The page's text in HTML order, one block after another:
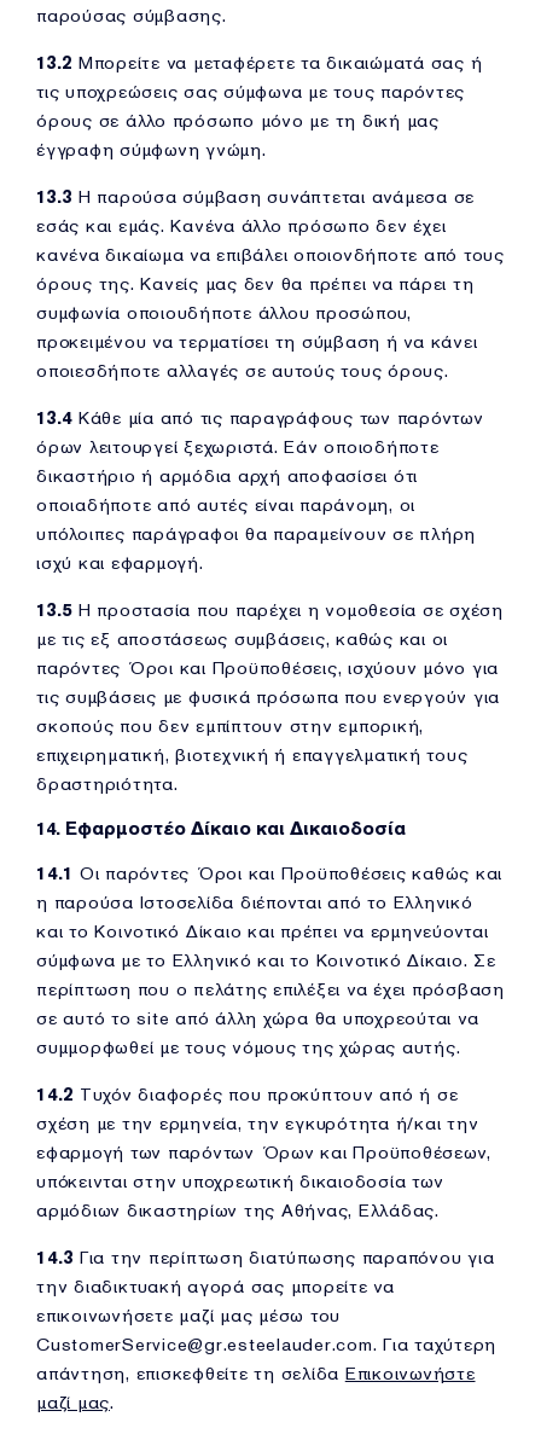
παρούσας σύμβασης.
13.2 Μπορείτε να μεταφέρετε τα δικαιώματά σας ή
τις υποχρεώσεις σας σύμφωνα με τους παρόντες
όρους σε άλλο πρόσωπο μόνο με τη δική μας
έγγραφη σύμφωνη γνώμη.
13.3 Η παρούσα σύμβαση συνάπτεται ανάμεσα σε
εσάς και εμάς. Κανένα άλλο πρόσωπο δεν έχει
κανένα δικαίωμα να επιβάλει οποιονδήποτε από τους
όρους της. Κανείς μας δεν θα πρέπει να πάρει τη
συμφωνία οποιουδήποτε άλλου προσώπου,
προκειμένου να τερματίσει τη σύμβαση ή να κάνει
οποιεσδήποτε αλλαγές σε αυτούς τους όρους.
13.4 Κάθε μία από τις παραγράφους των παρόντων
όρων λειτουργεί ξεχωριστά. Εάν οποιοδήποτε
δικαστήριο ή αρμόδια αρχή αποφασίσει ότι
οποιαδήποτε από αυτές είναι παράνομη, οι
υπόλοιπες παράγραφοι θα παραμείνουν σε πλήρη
ισχύ και εφαρμογή.
13.5 Η προστασία που παρέχει η νομοθεσία σε σχέση
με τις εξ αποστάσεως συμβάσεις, καθώς και οι
παρόντες Όροι και Προϋποθέσεις, ισχύουν μόνο για
τις συμβάσεις με φυσικά πρόσωπα που ενεργούν για
σκοπούς που δεν εμπίπτουν στην εμπορική,
επιχειρηματική, βιοτεχνική ή επαγγελματική τους
δραστηριότητα.
14. Εφαρμοστέο Δίκαιο και Δικαιοδοσία
14.1 Οι παρόντες Όροι και Προϋποθέσεις καθώς και
η παρούσα Ιστοσελίδα διέπονται από το Ελληνικό
και το Κοινοτικό Δίκαιο και πρέπει να ερμηνεύονται
σύμφωνα με το Ελληνικό και το Κοινοτικό Δίκαιο. Σε
περίπτωση που ο πελάτης επιλέξει να έχει πρόσβαση
σε αυτό το site από άλλη χώρα θα υποχρεούται να
συμμορφωθεί με τους νόμους της χώρας αυτής.
14.2 Τυχόν διαφορές που προκύπτουν από ή σε
σχέση με την ερμηνεία, την εγκυρότητα ή/και την
εφαρμογή των παρόντων Όρων και Προϋποθέσεων,
υπόκεινται στην υποχρεωτική δικαιοδοσία των
αρμόδιων δικαστηρίων της Αθήνας, Ελλάδας.
14.3 Για την περίπτωση διατύπωσης παραπόνου για
την διαδικτυακή αγορά σας μπορείτε να
επικοινωνήσετε μαζί μας μέσω του
CustomerService@gr.esteelauder.com. Για ταχύτερη
απάντηση, επισκεφθείτε τη σελίδα Επικοινωνήστε
μαζί μας.